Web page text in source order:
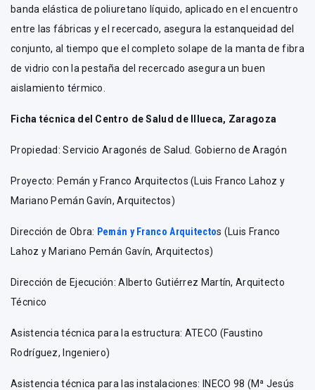
banda elástica de poliuretano líquido, aplicado en el encuentro
entre las fábricas y el recercado, asegura la estanqueidad del
conjunto, al tiempo que el completo solape de la manta de fibra
de vidrio con la pestaña del recercado asegura un buen
aislamiento térmico.
Ficha técnica del Centro de Salud de Illueca, Zaragoza
Propiedad: Servicio Aragonés de Salud. Gobierno de Aragón
Proyecto: Pemán y Franco Arquitectos (Luis Franco Lahoz y
Mariano Pemán Gavín, Arquitectos)
Dirección de Obra: Pemán y Franco Arquitectos (Luis Franco
Lahoz y Mariano Pemán Gavín, Arquitectos)
Dirección de Ejecución: Alberto Gutiérrez Martín, Arquitecto
Técnico
Asistencia técnica para la estructura: ATECO (Faustino
Rodríguez, Ingeniero)
Asistencia técnica para las instalaciones: INECO 98 (Mª Jesús